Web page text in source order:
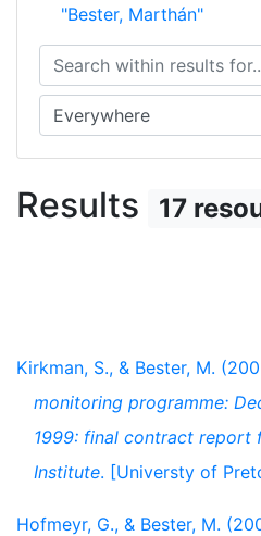
"Bester, Marthán"
Search within results for...
Search in...
Results 17
Kirkman, S., & Bester, M.
monitoring programme:
1999: final contract report
Institute. [Universty of
Hofmeyr, G., & Bester, M.